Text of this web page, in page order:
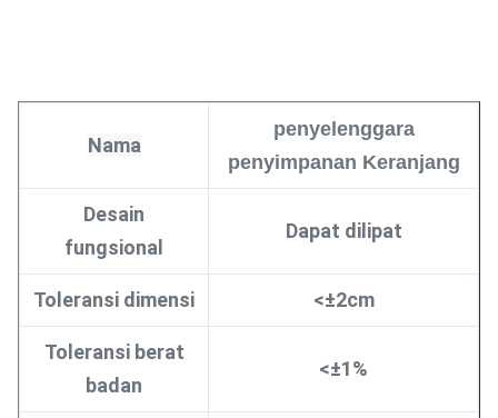
Nama
penyelenggara
penyimpanan Keranjang
Desain
fungsional
Dapat dilipat
Toleransi dimensi <±2cm
Toleransi berat
badan
<±1%